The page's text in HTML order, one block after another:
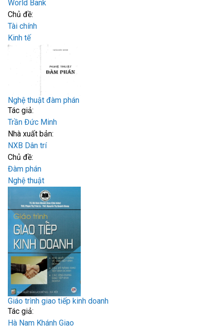
World Bank
Chủ đề:
Tài chính
Kinh tế
Nghệ thuật đàm phán
Tác giả:
Trần Đức Minh
Nhà xuất bản:
NXB Dân trí
Chủ đề:
Đàm phán
Nghệ thuật
Giáo trình giao tiếp kinh doanh
Tác giả:
Hà Nam Khánh Giao